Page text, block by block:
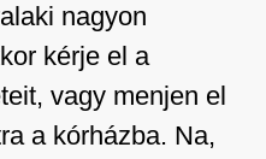
nagyon
kérje el a
vagy menjen el
a kórházba. Na,